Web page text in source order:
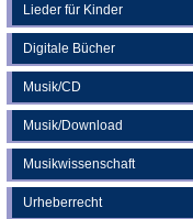
Lieder für Kinder
Digitale Bücher
Musik/CD
Musik/Download
Musikwissenschaft
Urheberrecht